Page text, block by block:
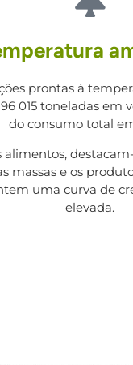
prontas à
015 toneladas em
do consumo total
alimentos,
massas e os
uma curva de
elevada.